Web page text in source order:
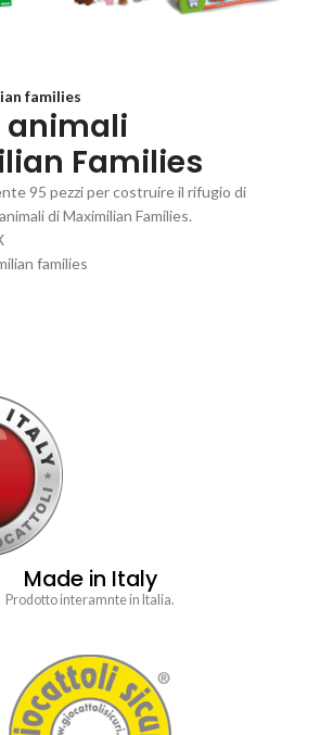
families
animali
Families
95 pezzi per costruire il rifugio di
di Maximilian Families.
families
Made in Italy
Prodotto interamnte in Italia.